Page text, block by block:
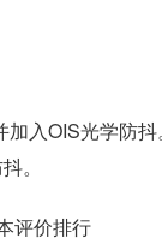
入OIS光学防
。
评价排行